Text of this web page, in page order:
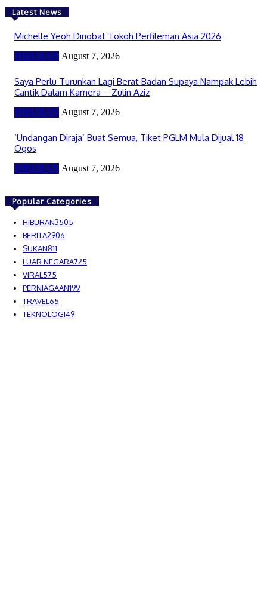
Latest News
Michelle Yeoh Dinobat Tokoh Perfileman Asia 2026
HIBURAN August 7, 2026
Saya Perlu Turunkan Lagi Berat Badan Supaya Nampak Lebih
Cantik Dalam Kamera – Zulin Aziz
HIBURAN August 7, 2026
‘Undangan Diraja’ Buat Semua, Tiket PGLM Mula Dijual 18
Ogos
HIBURAN August 7, 2026
Popular Categories
HIBURAN3505
BERITA2906
SUKAN811
LUAR NEGARA725
VIRAL 575
PERNIAGAAN199
TRAVEL 65
TEKNOLOGI49